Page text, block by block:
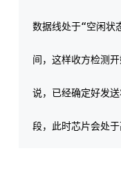
数据线处于“空闲状
间，这样收方检测
说，已经确定好发